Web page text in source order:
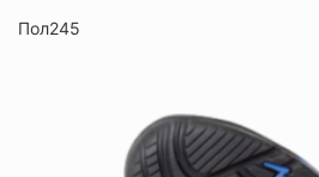
Пол245